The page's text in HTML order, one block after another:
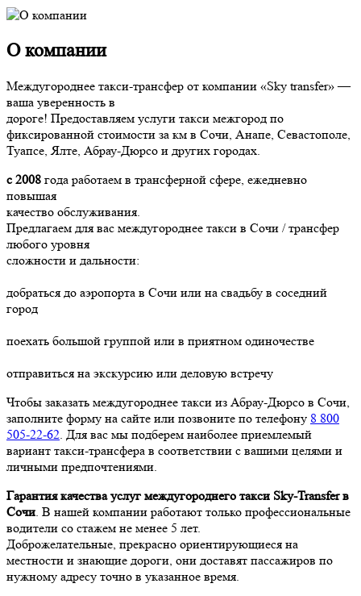
О компании
Междугороднее такси-трансфер от компании «Sky transfer» —
ваша уверенность в
дороге! Предоставляем услуги такси межгород по
фиксированной стоимости за км в Сочи, Анапе, Севастополе,
Туапсе, Ялте, Абрау-Дюрсо и других городах.
с 2008 года работаем в трансферной сфере, ежедневно
повышая
качество обслуживания.
Предлагаем для вас междугороднее такси в Сочи / трансфер
любого уровня
сложности и дальности:
добраться до аэропорта в Сочи или на свадьбу в соседний
город
поехать большой группой или в приятном одиночестве
отправиться на экскурсию или деловую встречу
Чтобы заказать междугороднее такси из Абрау-Дюрсо в Сочи,
заполните форму на сайте или позвоните по телефону 8 800
505-22-62. Для вас мы подберем наиболее приемлемый
вариант такси-трансфера в соответствии с вашими целями и
личными предпочтениями.
Гарантия качества услуг междугороднего такси Sky-Transfer в
Сочи. В нашей компании работают только профессиональные
водители со стажем не менее 5 лет.
Доброжелательные, прекрасно ориентирующиеся на
местности и знающие дороги, они доставят пассажиров по
нужному адресу точно в указанное время.